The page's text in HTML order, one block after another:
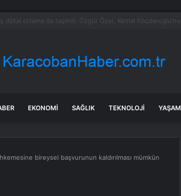
tebrik telefonu Bahçeli’den
EKONOMI SAĞLIK TEKNOLOJI YAŞAM
bireysel başvurunun kaldırılması mümkün